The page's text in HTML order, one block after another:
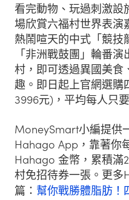
看完動物、玩過刺激設
場欣賞六福村世界表演
熱鬧喧天的中式「競技
「非洲戰鼓團」輪番
村，即可透過異國美食
趣。即日起上官網選購
3996元)，平均每人只
MoneySmart小編提供
Hahago App，靠著你
Hahago 金幣，累積滿
村免招待券一張。更
篇： 幫你戰勝體脂肪！